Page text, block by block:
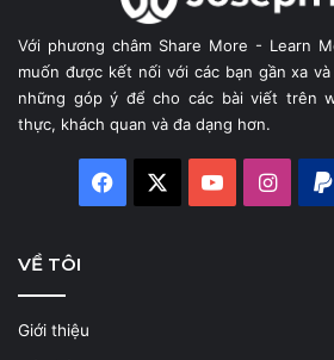
Với phương châm Share More - Learn
muốn được kết nối với các bạn gần xa
những góp ý để cho các bài viết trên
thực, khách quan và đa dạng hơn.
Facebook YouTube
VỀ TÔI
Giới thiệu